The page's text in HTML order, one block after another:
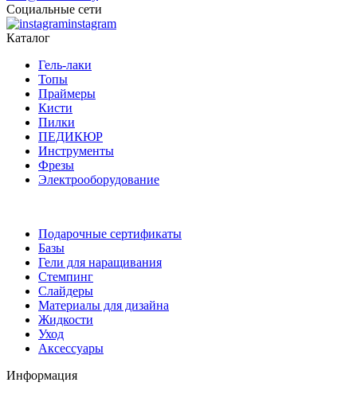
Социальные сети
instagram
Каталог
Гель-лаки
Топы
Праймеры
Кисти
Пилки
ПЕДИКЮР
Инструменты
Фрезы
Электрооборудование
Подарочные сертификаты
Базы
Гели для наращивания
Стемпинг
Слайдеры
Материалы для дизайна
Жидкости
Уход
Аксессуары
Информация